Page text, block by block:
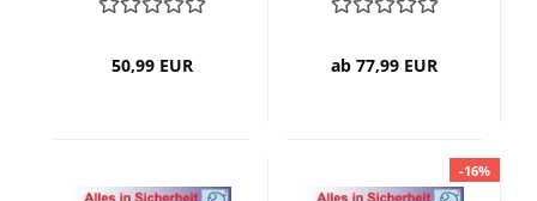
50,99 EUR ab 77,99 EUR
-16%